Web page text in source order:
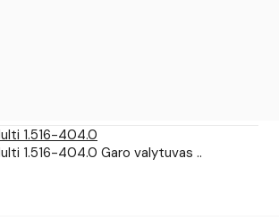
1.516-404.0
1.516-404.0 Garo valytuvas ..